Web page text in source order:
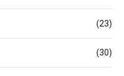
(23)
(30)